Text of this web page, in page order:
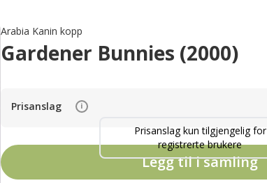
Arabia Kanin kopp
Gardener Bunnies (2000)
Prisanslag i
Prisanslag kun tilgjengelig for
registrerte brukere
Legg til i samling